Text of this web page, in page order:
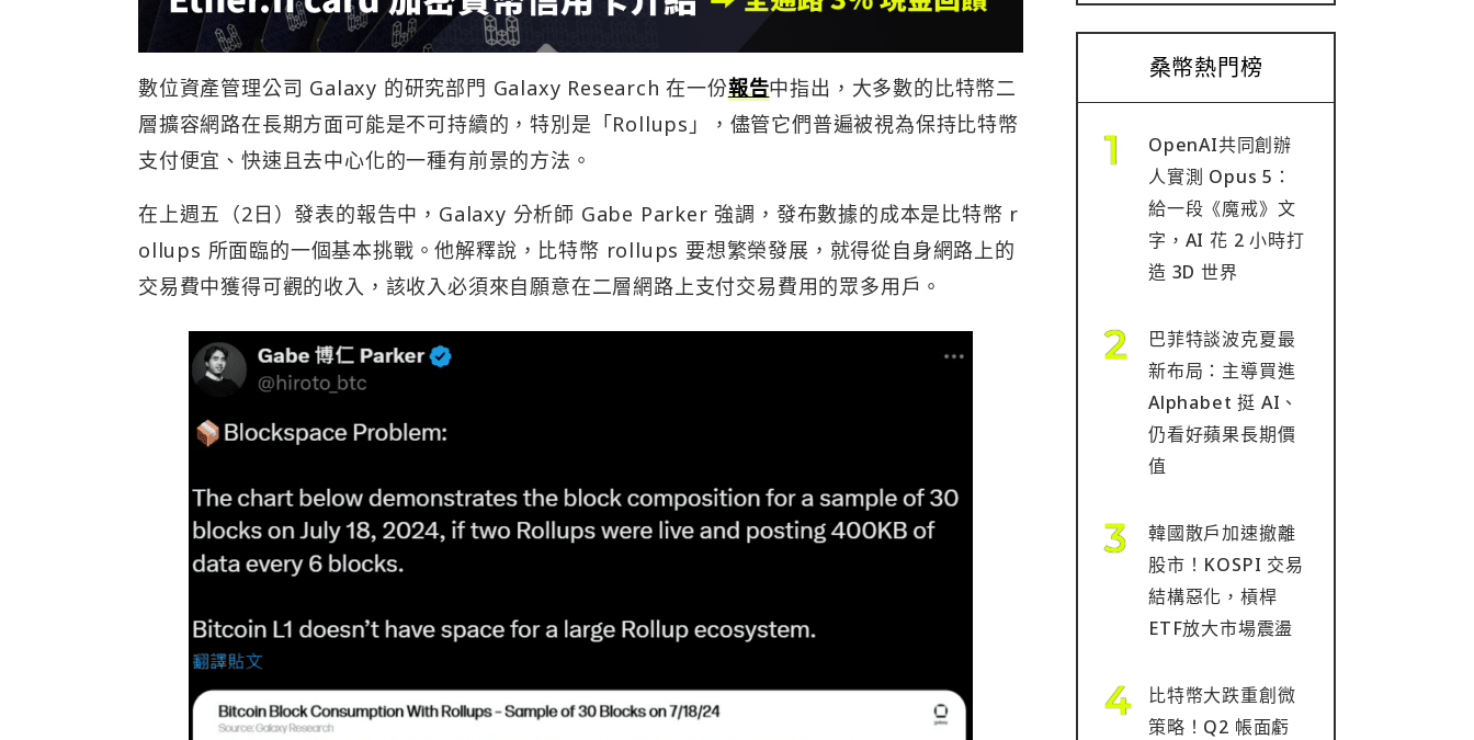
數位資產管理公司 Galaxy 的研究部門 Galaxy Research 在一份報告中指出，大多數的比特幣二
層擴容網路在長期方面可能是不可持續的，特別是「Rollups」，儘管它們普遍被視為保持比特幣
支付便宜、快速且去中心化的一種有前景的方法。
在上週五（2日）發表的報告中，Galaxy 分析師 Gabe Parker 強調，發布數據的成本是比特幣 r
ollups 所面臨的一個基本挑戰。他解釋說，比特幣 rollups 要想繁榮發展，就得從自身網路上的
交易費中獲得可觀的收入，該收入必須來自願意在二層網路上支付交易費用的眾多用戶。
桑幣熱門榜
OpenAI共同創辦
人實測 Opus 5：
給一段《魔戒》文
字，AI 花 2 小時打
造 3D 世界
巴菲特談波克夏最
新布局：主導買進
Alphabet 挺 AI、
仍看好蘋果長期價
值
韓國散戶加速撤離
股市！KOSPI 交易
結構惡化，槓桿
ETF放大市場震盪
比特幣大跌重創微
策略！Q2 帳面虧